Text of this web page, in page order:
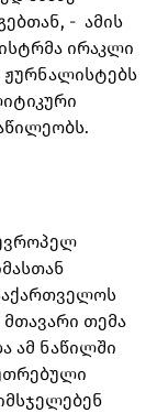
- ამის
ირაკლი
ჟურნალისტებს
თემა
ამ ნაწილში